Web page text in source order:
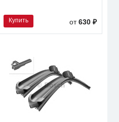
Купить от630 ₽